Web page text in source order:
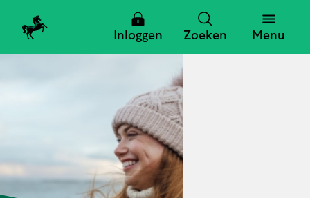
Inloggen Zoeken Menu